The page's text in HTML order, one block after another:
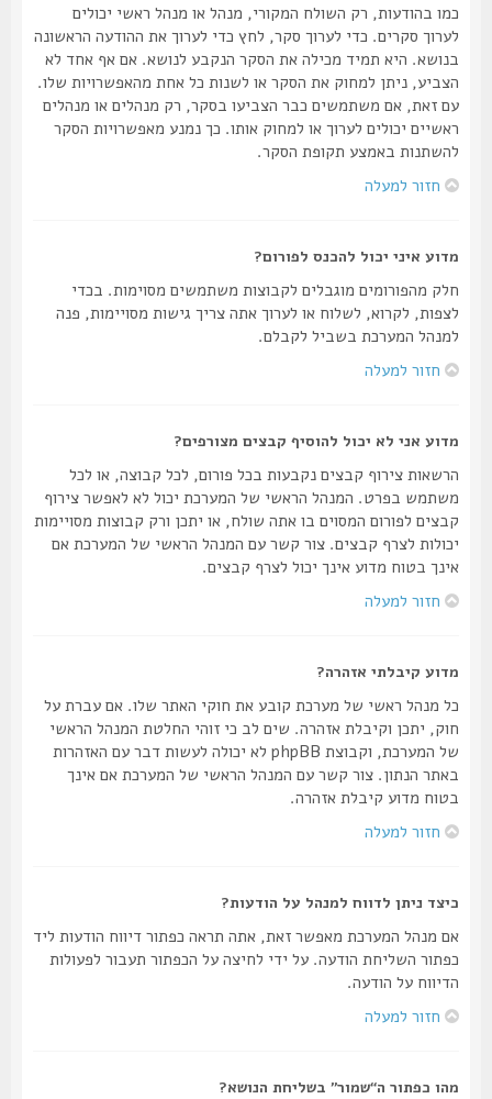
כמו בהודעות, רק השולח המקורי, מנהל או מנהל ראשי יכולים
לערוך סקרים. כדי לערוך סקר, לחץ כדי לערוך את ההודעה הראשונה
בנושא. היא תמיד מכילה את הסקר הנקבע לנושא. אם אף אחד לא
הצביע, ניתן למחוק את הסקר או לשנות כל אחת מהאפשרויות שלו.
עם זאת, אם משתמשים כבר הצביעו בסקר, רק מנהלים או מנהלים
ראשיים יכולים לערוך או למחוק אותו. כך נמנע מאפשרויות הסקר
להשתנות באמצע תקופת הסקר.
חזור למעלה
מדוע איני יכול להכנס לפורום?
חלק מהפורומים מוגבלים לקבוצות משתמשים מסוימות. בכדי
לצפות, לקרוא, לשלוח או לערוך אתה צריך גישות מסויימות, פנה
למנהל המערכת בשביל לקבלם.
חזור למעלה
מדוע אני לא יכול להוסיף קבצים מצורפים?
הרשאות צירוף קבצים נקבעות בכל פורום, לכל קבוצה, או לכל
משתמש בפרט. המנהל הראשי של המערכת יכול לא לאפשר צירוף
קבצים לפורום המסוים בו אתה שולח, או יתכן ורק קבוצות מסויימות
יכולות לצרף קבצים. צור קשר עם המנהל הראשי של המערכת אם
אינך בטוח מדוע אינך יכול לצרף קבצים.
חזור למעלה
מדוע קיבלתי אזהרה?
כל מנהל ראשי של מערכת קובע את חוקי האתר שלו. אם עברת על
חוק, יתכן וקיבלת אזהרה. שים לב כי זוהי החלטת המנהל הראשי
של המערכת, וקבוצת phpBB לא יכולה לעשות דבר עם האזהרות
באתר הנתון. צור קשר עם המנהל הראשי של המערכת אם אינך
בטוח מדוע קיבלת אזהרה.
חזור למעלה
כיצד ניתן לדווח למנהל על הודעות?
אם מנהל המערכת מאפשר זאת, אתה תראה כפתור דיווח הודעות ליד
כפתור השליחת הודעה. על ידי לחיצה על הכפתור תעבור לפעולות
הדיווח על הודעה.
חזור למעלה
מהו כפתור ה“שמור” בשליחת הנושא?